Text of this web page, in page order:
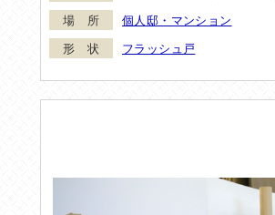
個人邸・マンション
フラッシュ戸